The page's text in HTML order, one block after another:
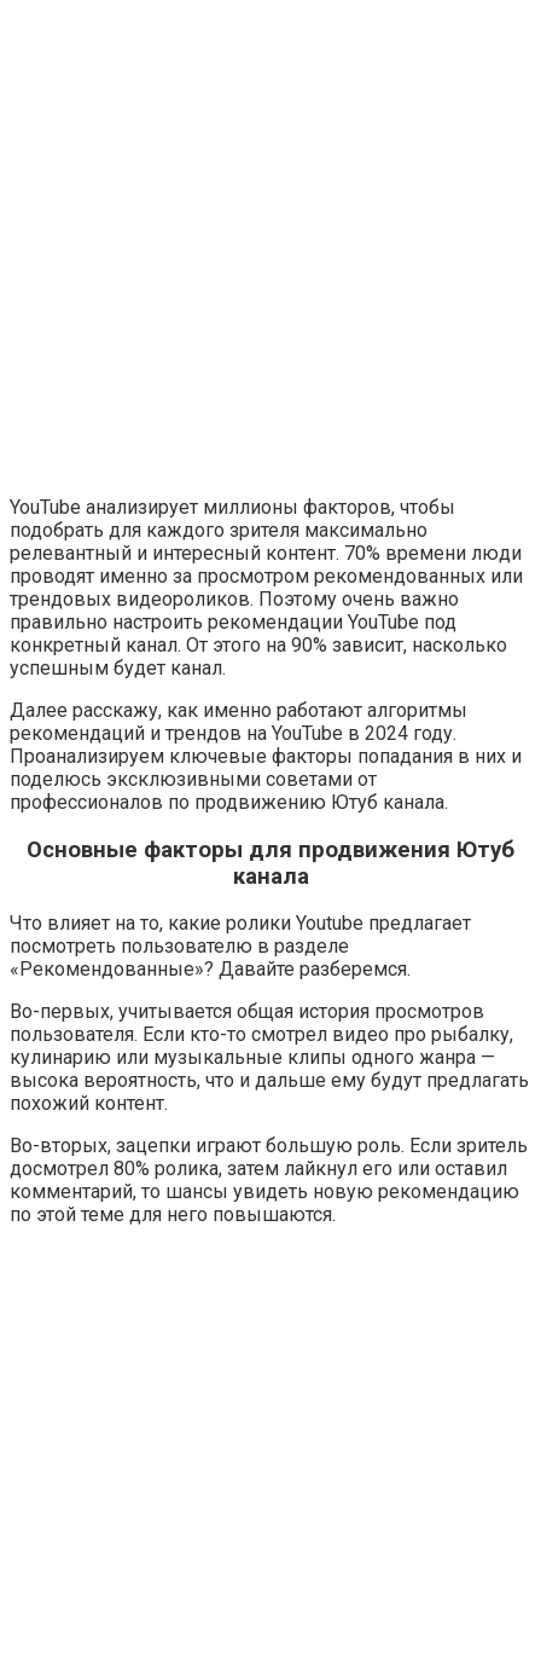
YouTube анализирует миллионы факторов, чтобы
подобрать для каждого зрителя максимально
релевантный и интересный контент. 70% времени люди
проводят именно за просмотром рекомендованных или
трендовых видеороликов. Поэтому очень важно
правильно настроить рекомендации YouTube под
конкретный канал. От этого на 90% зависит, насколько
успешным будет канал.
Далее расскажу, как именно работают алгоритмы
рекомендаций и трендов на YouTube в 2024 году.
Проанализируем ключевые факторы попадания в них и
поделюсь эксклюзивными советами от
профессионалов по продвижению Ютуб канала.
Основные факторы для продвижения Ютуб
канала
Что влияет на то, какие ролики Youtube предлагает
посмотреть пользователю в разделе
«Рекомендованные»? Давайте разберемся.
Во-первых, учитывается общая история просмотров
пользователя. Если кто-то смотрел видео про рыбалку,
кулинарию или музыкальные клипы одного жанра —
высока вероятность, что и дальше ему будут предлагать
похожий контент.
Во-вторых, зацепки играют большую роль. Если зритель
досмотрел 80% ролика, затем лайкнул его или оставил
комментарий, то шансы увидеть новую рекомендацию
по этой теме для него повышаются.